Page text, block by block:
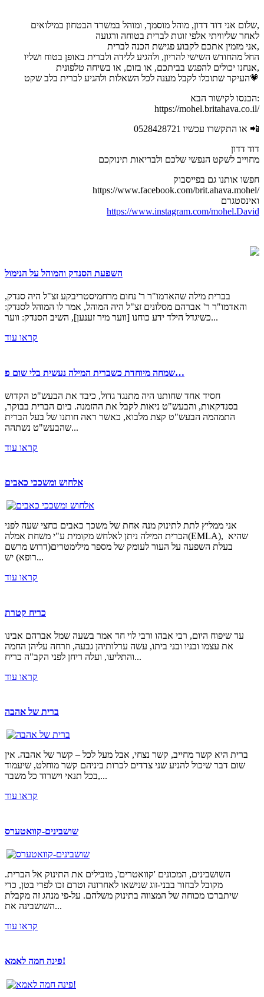
שלום אני דוד דדון, מוהל מוסמך, ומוהל במשרד הבטחון במילואים,
לאחר שליוויתי אלפי זוגות לברית בטוחה ורגועה
אני מזמין אתכם לקבוע פגישת הכנה לברית,
החל מהחודש השישי להריון, ולהגיע ללידה ולברית באופן בטוח ושליו
אנחנו יכולים להפגש בביתכם, או בזום, או בשיחה טלפונית,
העיקר שתוכלו לקבל מענה לכל השאלות ולהגיע לברית בלב שקט💗
הכנסו לקישור הבא:
https://mohel.britahava.co.il/
או התקשרו עכשיו 0528428721 📲
דוד דדון
מחוייב לשקט הנפשי שלכם ולבריאות תינוקכם
חפשו אותנו גם בפייסבוק
https://www.facebook.com/brit.ahava.mohel/
ואינסטגרם
https://www.instagram.com/mohel.David
השפעת הסנדק והמוהל על הנימול
בברית מילה שהאדמו"ר ר' נחום מרחמיסטריבקע זצ"ל היה סנדק,
והאדמו"ר ר' אברהם מסלונים זצ"ל היה המוהל, אמר לו המוהל לסנדק:
כשיגדל הילד ידע כוחנו [ווער מיר זענען], השיב הסנדק: ווער...
קראו עוד
שמחה מיוחדת כשברית המילה נעשית בלי שום פ…
חסיד אחד שחותנו היה מתנגד גדול, כיבד את הבעש"ט הקדוש
בסנדקאות, והבעש"ט ניאות לקבל את ההזמנה. ביום הברית בבוקר,
התמהמה הבעש"ט קצת מלבוא, כאשר ראה חותנו של בעל הברית
שהבעש"ט נשתהה...
קראו עוד
אלחוש ומשככי כאבים
אני ממליץ לתת לתינוק מנה אחת של משכך כאבים כחצי שעה לפני
הברית המילה ניתן לאלחש מקומית ע"י משחת אמלה(EMLA), שהיא
בעלת השפעה על העור לעומק של מספר מילימטרים(דרוש מרשם
רופא) יש...
קראו עוד
כריח קטרת
עד שיפוח היום, רבי אבהו ורבי לוי חד אמר בשעה שמל אברהם אבינו
את עצמו ובניו ובני ביתו, עשה ערלותיהן גבעה, וזרחה עליהן החמה
והתליעו, ועלה ריחן לפני הקב"ה כריח...
קראו עוד
ברית של אהבה
ברית היא קשר מחייב, קשר נצחי, אבל מעל לכל – קשר של אהבה. אין
שום דבר שיכול להניע שני צדדים לכרות ביניהם קשר מוחלט, שיעמוד
בכל תנאי וישרוד כל משבר,...
קראו עוד
שושבינים-קוואטערס
השושבינים, המכונים 'קוואטרים', מובילים את התינוק אל הברית.
מקובל לבחור בבני-זוג שנישאו לאחרונה וטרם זכו לפרי בטן, כדי
שיתברכו מכוחה של המצווה בתינוק משלהם. על-פי מנהג זה מקבלת
השושבינה את...
קראו עוד
פינה חמה לאמא!